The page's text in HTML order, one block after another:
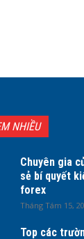
NHIỀU
Chuyên gia
sẻ bí quyết
forex
Tháng Tám 15,
Top các